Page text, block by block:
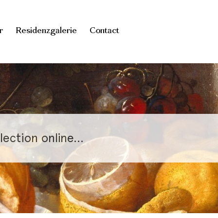
Residenzgalerie Contact